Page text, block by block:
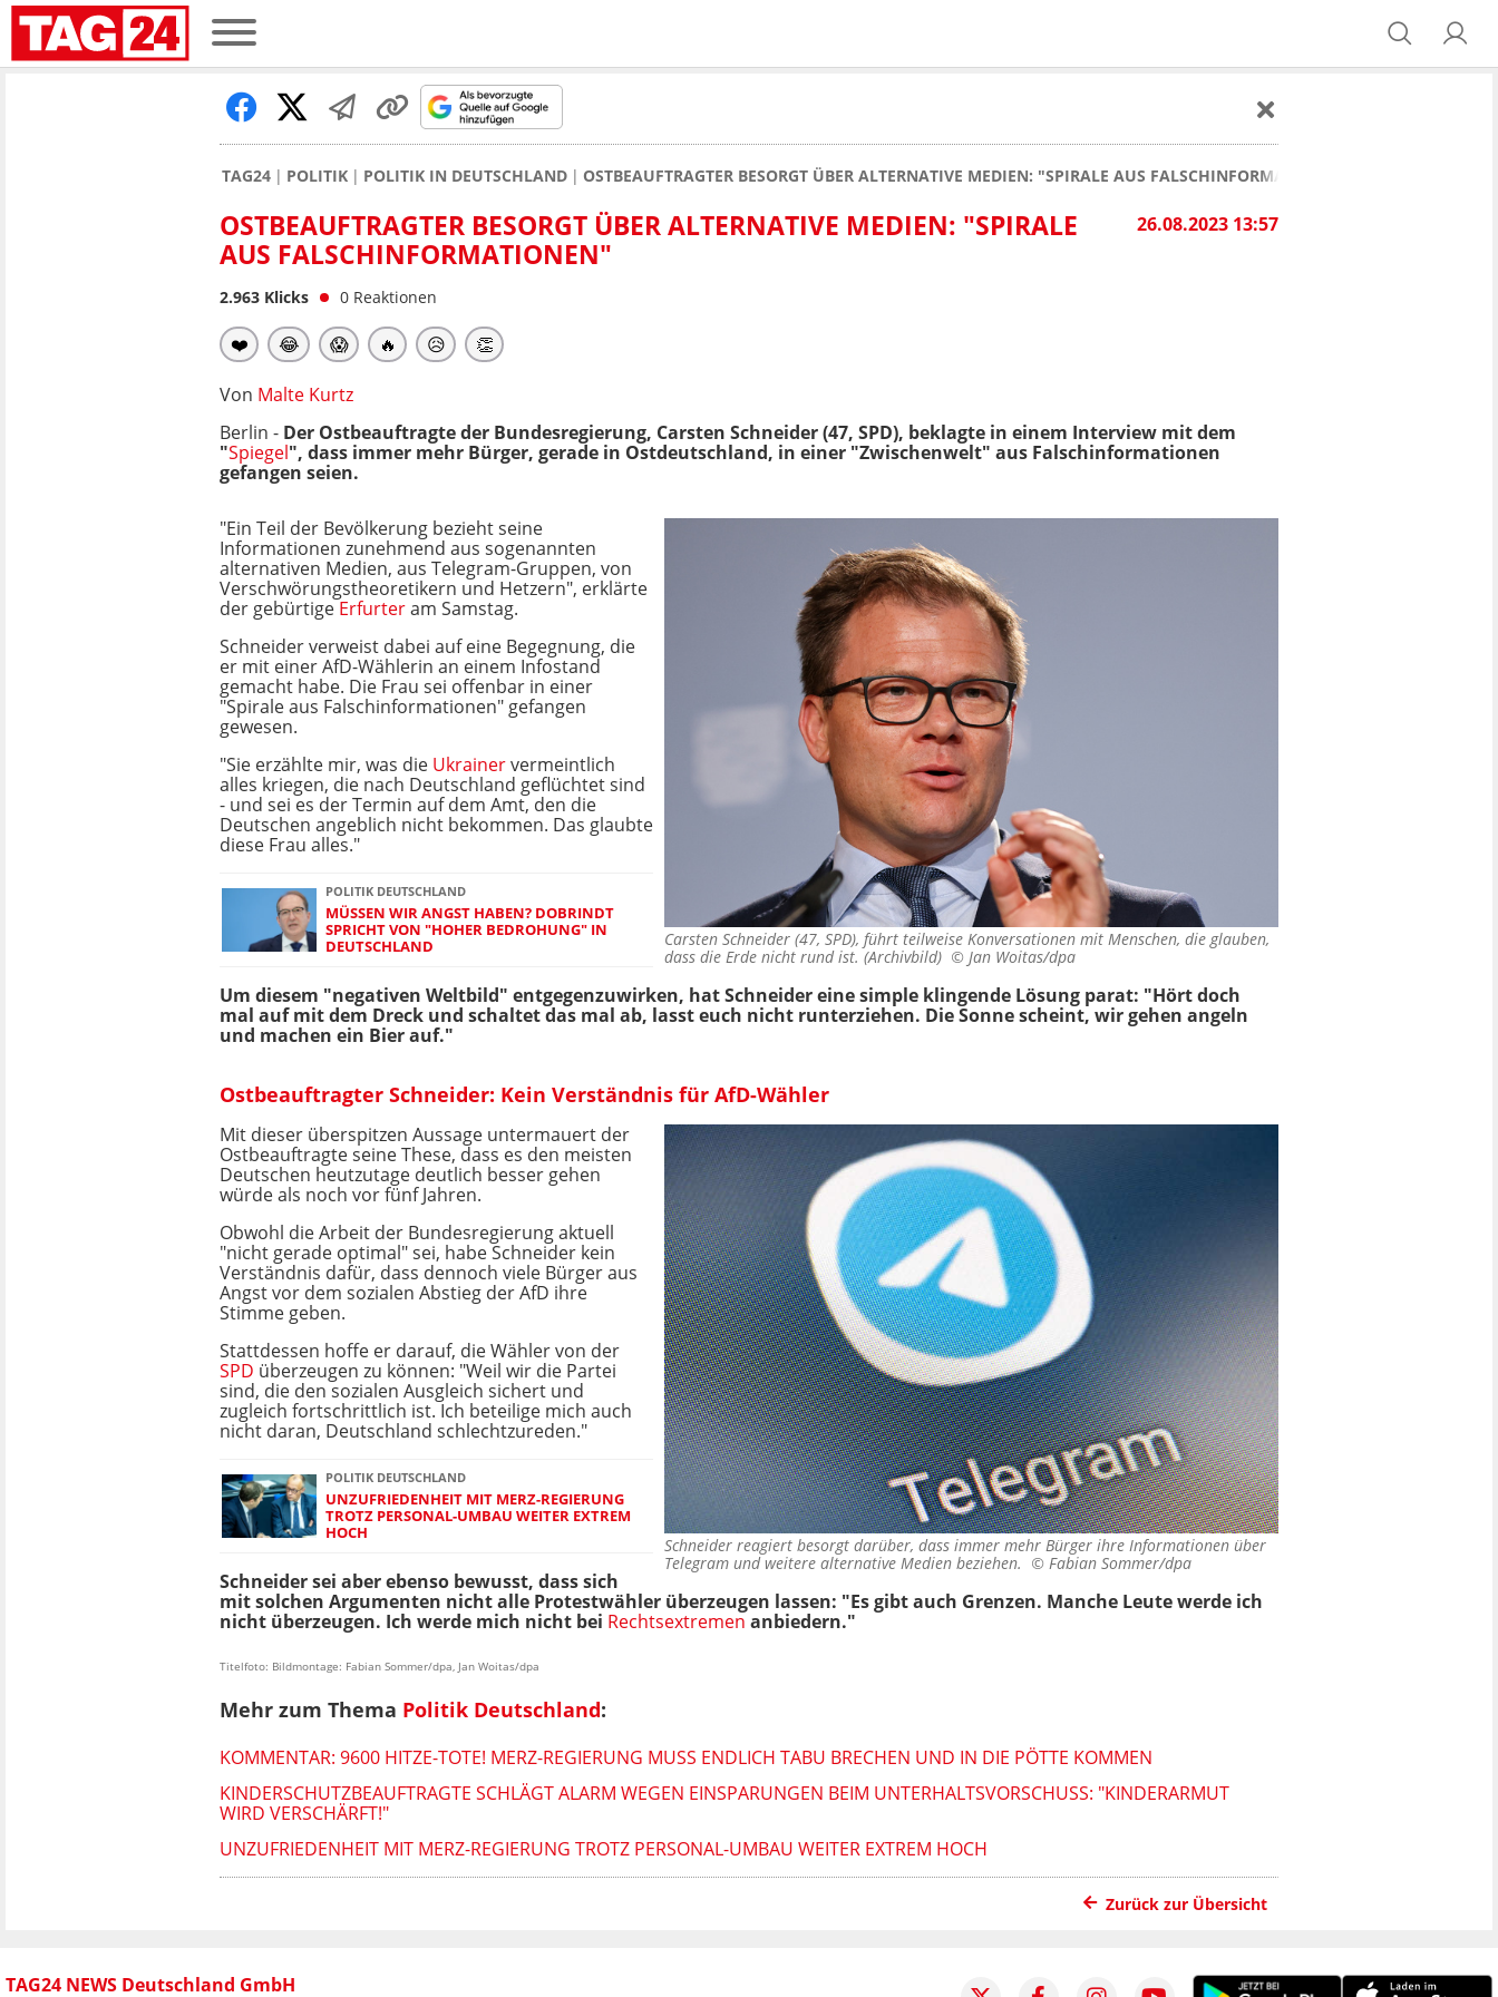
TAG24 POLITIK POLITIK IN DEUTSCHLAND OSTBEAUFTRAGTER BESORGT ÜBER ALTERNATIVE MEDIEN: "SPIRALE AUS FALSCHINFORMATIONEN"
26.08.2023 13:57
OSTBEAUFTRAGTER BESORGT ÜBER ALTERNATIVE MEDIEN: "SPIRALE
AUS FALSCHINFORMATIONEN"
2.963 Klicks 0 Reaktionen
❤️ 😂 😱 🔥 😥 👏
Von Malte Kurtz
Berlin - Der Ostbeauftragte der Bundesregierung, Carsten Schneider (47, SPD), beklagte in einem Interview mit dem
"Spiegel", dass immer mehr Bürger, gerade in Ostdeutschland, in einer "Zwischenwelt" aus Falschinformationen
gefangen seien.
Carsten Schneider (47, SPD), führt teilweise Konversationen mit Menschen, die glauben,
dass die Erde nicht rund ist. (Archivbild) © Jan Woitas/dpa
"Ein Teil der Bevölkerung bezieht seine
Informationen zunehmend aus sogenannten
alternativen Medien, aus Telegram-Gruppen, von
Verschwörungstheoretikern und Hetzern", erklärte
der gebürtige Erfurteram Samstag.
Schneider verweist dabei auf eine Begegnung, die
er mit einer AfD-Wählerin an einem Infostand
gemacht habe. Die Frau sei offenbar in einer
"Spirale aus Falschinformationen" gefangen
gewesen.
"Sie erzählte mir, was die Ukrainervermeintlich
alles kriegen, die nach Deutschland geflüchtet sind
- und sei es der Termin auf dem Amt, den die
Deutschen angeblich nicht bekommen. Das glaubte
diese Frau alles."
POLITIK DEUTSCHLAND
MÜSSEN WIR ANGST HABEN? DOBRINDT
SPRICHT VON "HOHER BEDROHUNG" IN
DEUTSCHLAND
Um diesem "negativen Weltbild" entgegenzuwirken, hat Schneider eine simple klingende Lösung parat: "Hört doch
mal auf mit dem Dreck und schaltet das mal ab, lasst euch nicht runterziehen. Die Sonne scheint, wir gehen angeln
und machen ein Bier auf."
Ostbeauftragter Schneider: Kein Verständnis für AfD-Wähler
Schneider reagiert besorgt darüber, dass immer mehr Bürger ihre Informationen über
Telegram und weitere alternative Medien beziehen. © Fabian Sommer/dpa
Mit dieser überspitzen Aussage untermauert der
Ostbeauftragte seine These, dass es den meisten
Deutschen heutzutage deutlich besser gehen
würde als noch vor fünf Jahren.
Obwohl die Arbeit der Bundesregierung aktuell
"nicht gerade optimal" sei, habe Schneider kein
Verständnis dafür, dass dennoch viele Bürger aus
Angst vor dem sozialen Abstieg der AfD ihre
Stimme geben.
Stattdessen hoffe er darauf, die Wähler von der
SPD überzeugen zu können: "Weil wir die Partei
sind, die den sozialen Ausgleich sichert und
zugleich fortschrittlich ist. Ich beteilige mich auch
nicht daran, Deutschland schlechtzureden."
POLITIK DEUTSCHLAND
UNZUFRIEDENHEIT MIT MERZ-REGIERUNG
TROTZ PERSONAL-UMBAU WEITER EXTREM
HOCH
Schneider sei aber ebenso bewusst, dass sich
mit solchen Argumenten nicht alle Protestwähler überzeugen lassen: "Es gibt auch Grenzen. Manche Leute werde ich
nicht überzeugen. Ich werde mich nicht bei Rechtsextremen anbiedern."
Titelfoto: Bildmontage: Fabian Sommer/dpa, Jan Woitas/dpa
Mehr zum Thema Politik Deutschland:
KOMMENTAR: 9600 HITZE-TOTE! MERZ-REGIERUNG MUSS ENDLICH TABU BRECHEN UND IN DIE PÖTTE KOMMEN
KINDERSCHUTZBEAUFTRAGTE SCHLÄGT ALARM WEGEN EINSPARUNGEN BEIM UNTERHALTSVORSCHUSS: "KINDERARMUT
WIRD VERSCHÄRFT!"
UNZUFRIEDENHEIT MIT MERZ-REGIERUNG TROTZ PERSONAL-UMBAU WEITER EXTREM HOCH
Zurück zur Übersicht
TAG24 NEWS Deutschland GmbH